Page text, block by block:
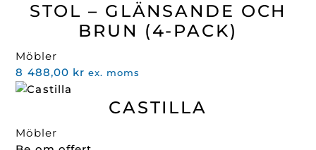
STOL – GLÄNSANDE OCH
BRUN (4-PACK)
Möbler
8 488,00 kr ex. moms
CASTILLA
Möbler